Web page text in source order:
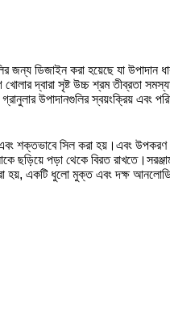
জন্য ডিজাইন করা হয়েছে যা
দ্বারা সৃষ্ট উচ্চ শ্রম তীব্রতা
উপাদানগুলির স্বয়ংক্রিয় এবং
শক্তভাবে সিল করা হয়।এবং
পড়া থেকে বিরত
হয়, একটি ধুলো মুক্ত এবং দক্ষ